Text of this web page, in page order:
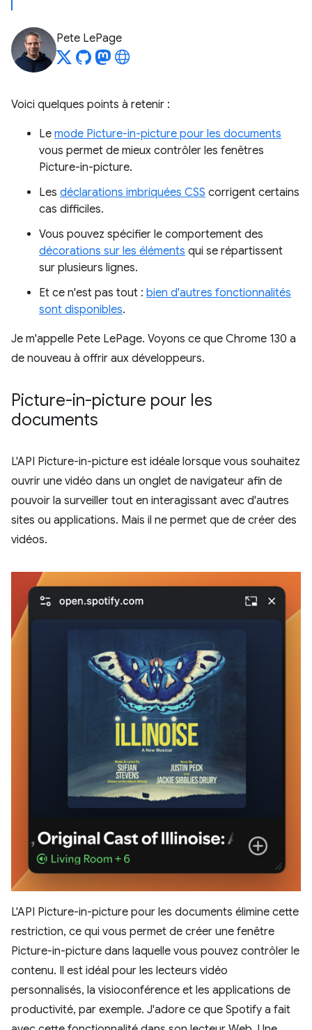
Pete LePage
Voici quelques points à retenir :
Le mode Picture-in-picture pour les documents
vous permet de mieux contrôler les fenêtres
Picture-in-picture.
Les déclarations imbriquées CSS corrigent certains
cas difficiles.
Vous pouvez spécifier le comportement des
décorations sur les éléments qui se répartissent
sur plusieurs lignes.
Et ce n'est pas tout : bien d'autres fonctionnalités
sont disponibles.
Je m'appelle Pete LePage. Voyons ce que Chrome 130 a
de nouveau à offrir aux développeurs.
Picture-in-picture pour les
documents
L'API Picture-in-picture est idéale lorsque vous souhaitez
ouvrir une vidéo dans un onglet de navigateur afin de
pouvoir la surveiller tout en interagissant avec d'autres
sites ou applications. Mais il ne permet que de créer des
vidéos.
L'API Picture-in-picture pour les documents élimine cette
restriction, ce qui vous permet de créer une fenêtre
Picture-in-picture dans laquelle vous pouvez contrôler le
contenu. Il est idéal pour les lecteurs vidéo
personnalisés, la visioconférence et les applications de
productivité, par exemple. J'adore ce que Spotify a fait